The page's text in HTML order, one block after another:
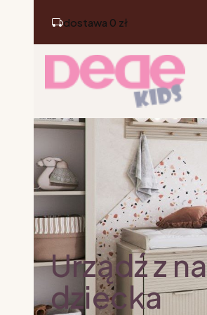
dostawa 0 zł
Urządź z
dziecka